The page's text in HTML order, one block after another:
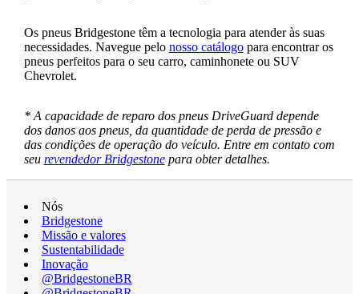
Os pneus Bridgestone têm a tecnologia para atender às suas
necessidades. Navegue pelo nosso catálogopara encontrar os
pneus perfeitos para o seu carro, caminhonete ou SUV
Chevrolet.
* A capacidade de reparo dos pneus DriveGuard depende
dos danos aos pneus, da quantidade de perda de pressão e
das condições de operação do veículo. Entre em contato com
seu revendedor Bridgestonepara obter detalhes.
Nós
Bridgestone
Missão e valores
Sustentabilidade
Inovação
@BridgestoneBR